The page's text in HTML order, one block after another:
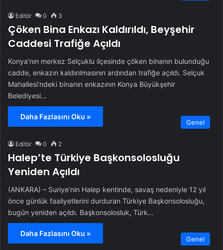
Editör 0 3
Çöken Bina Enkazı Kaldırıldı, Beyşehir
Caddesi Trafiğe Açıldı
Konya’nın merkez Selçuklu ilçesinde çöken binanın bulunduğu
cadde, enkazın kaldırılmasının ardından trafiğe açıldı. Selçuk
Mahallesi’ndeki binanın enkazının Konya Büyükşehir
Belediyesi…
Daha Fazlasını Oku »
Genel
Editör 0 2
Halep’te Türkiye Başkonsolosluğu
Yeniden Açıldı
(ANKARA) – Suriye’nin Halep kentinde, savaş nedeniyle 12 yıl
önce günlük faaliyetlerini durduran Türkiye Başkonsolosluğu,
bugün yeniden açıldı. Başkonsolosluk, Türk…
Daha Fazlasını Oku »
Genel